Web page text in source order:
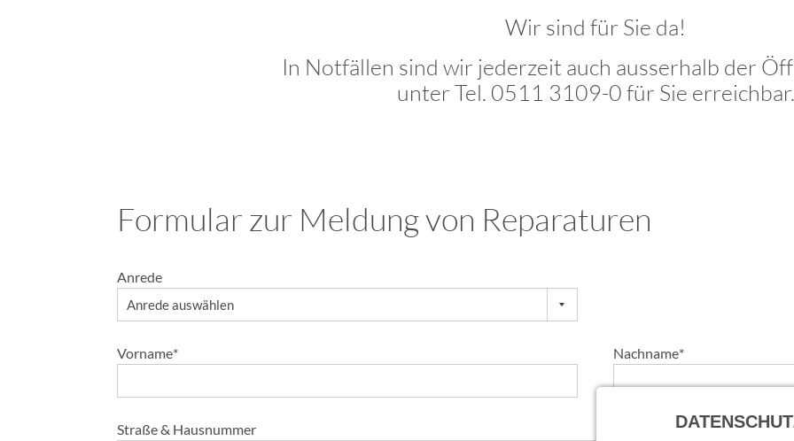
Wir sind für Sie da!
In Notfällen sind wir jederzeit auch ausserhalb der
unter Tel. 0511 3109-0 für Sie erreichbar.
Formular zur Meldung von Reparaturen
Anrede
Vorname* Nachname*
Straße & Hausnummer